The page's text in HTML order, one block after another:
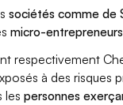
sociétés comme de
micro-entrepreneurs
respectivement
à des risques
lespersonnes